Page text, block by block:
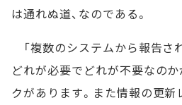
は通れぬ道、なのである。
「複数のシステムから報告さ
どれが必要でどれが不要なの
クがあります。また情報の更